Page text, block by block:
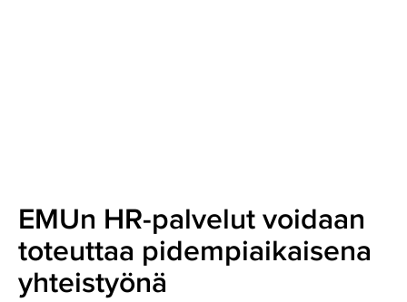
EMUn HR-palvelut voidaan
toteuttaa pidempiaikaisena
yhteistyönä